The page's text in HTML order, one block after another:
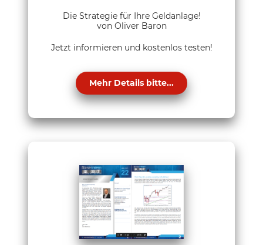
Die Strategie für Ihre Geldanlage!
von Oliver Baron
Jetzt informieren und kostenlos testen!
Mehr Details bitte...